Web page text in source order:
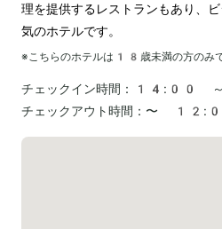
理を提供するレストランもあり、
気のホテルです。
※こちらのホテルは 18 歳未満の方のみ
チェックイン時間：
14:00 ～
チェックアウト時間： 〜